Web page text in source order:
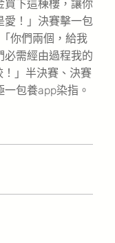
買下這棟樓，讓你
愛！」決賽擊一包
你們兩個，給我
必需經由過程我的
」半決賽、決賽
包養app染指。